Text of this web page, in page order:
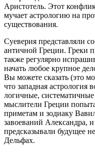
Аристотель. Этот
мучает астрологию на
существования.
Суеверия представляли
античной Греции. Греки
также регулярно
начать любое крупное
Вы можете сказать (это
что западная астрология
логичные,
мыслители Греции
приметам и зодиаку
завоеваний Александра,
предсказывали будущее
Дельфах.